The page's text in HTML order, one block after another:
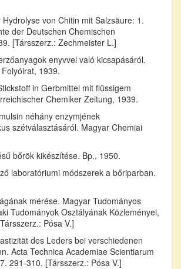
von Chitin mit Salzsäure: 1.
der Deutschen Chemischen
[Társszerz.: Zechmeister L.]
enyvvel való kicsapásáról.
1939.
in Gerbmittel mit flüssigem
Chemiker Zeitung, 1939.
néhány enzymjének
szétválasztásáról. Magyar Chemiai
bőrök kikészítése. Bp., 1950.
laboratóriumi módszerek a bőriparban.
mérése. Magyar Tudományos
Tudományok Osztályának Közleményei,
Pósa V.]
des Leders bei verschiedenen
Acta Technica Academiae Scientiarum
291-310. [Társszerz.: Pósa V.]